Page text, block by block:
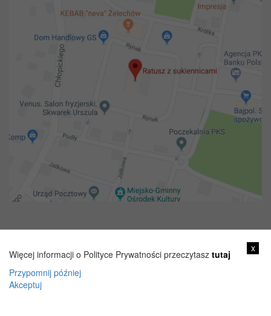
x
Więcej informacji o Polityce Prywatności przeczytasz tutaj
Przypomnij później
Akceptuj